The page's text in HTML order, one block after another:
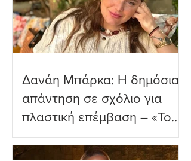
Δανάη Μπάρκα: Η δημόσια
απάντηση σε σχόλιο για
πλαστική επέμβαση – «Το
ωραιότερο σχόλιο που